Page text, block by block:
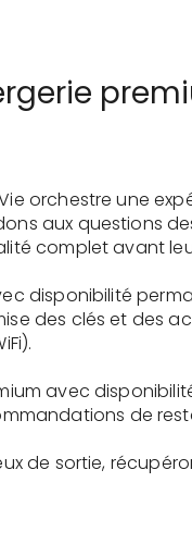
orchestre une
aux questions
complet avant
disponibilité
des clés et des
avec
de
de sortie,